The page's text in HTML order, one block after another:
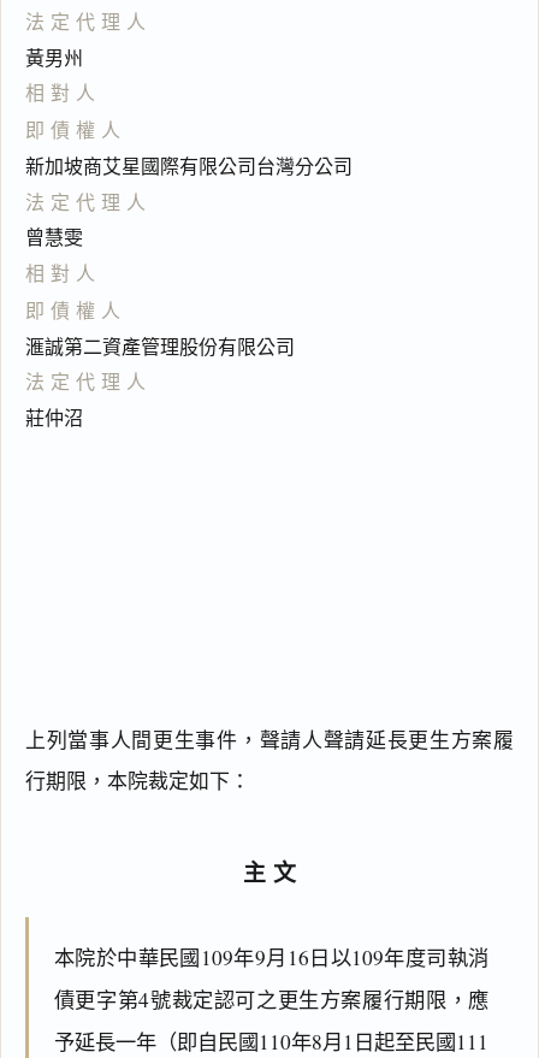
法定代理人
黃男州
相對人
即債權人
新加坡商艾星國際有限公司台灣分公司
法定代理人
曾慧雯
相對人
即債權人
滙誠第二資產管理股份有限公司
法定代理人
莊仲沼
上列當事人間更生事件，聲請人聲請延長更生方案履
行期限，本院裁定如下：
主文
本院於中華民國109年9月16日以109年度司執消
債更字第4號裁定認可之更生方案履行期限，應
予延長一年（即自民國110年8月1日起至民國111